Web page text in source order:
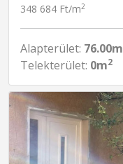
348 684 Ft/m2
Alapterület: 76.00m
Telekterület: 0m2